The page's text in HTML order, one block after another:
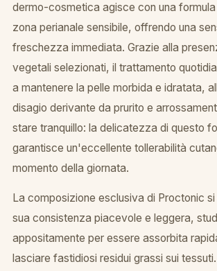
dermo-cosmetica agisce con una
zona perianale sensibile, offrendo una
freschezza immediata. Grazie alla
vegetali selezionati, il trattamento
a mantenere la pelle morbida e idratata,
disagio derivante da prurito e
stare tranquillo: la delicatezza di questo
garantisce un'eccellente tollerabilità
momento della giornata.
La composizione esclusiva di Proctonic si
sua consistenza piacevole e leggera,
appositamente per essere assorbita
lasciare fastidiosi residui grassi sui